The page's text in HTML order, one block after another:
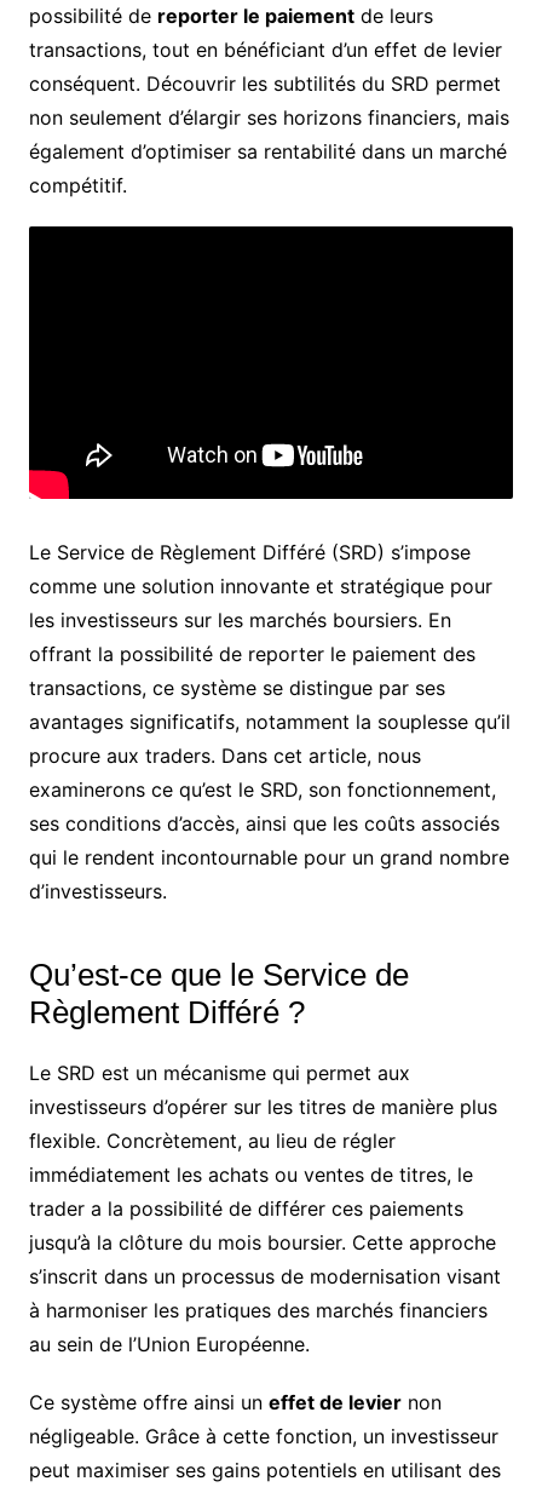
possibilité de reporter le paiementde leurs
transactions, tout en bénéficiant d’un effet de levier
conséquent. Découvrir les subtilités du SRD permet
non seulement d’élargir ses horizons financiers, mais
également d’optimiser sa rentabilité dans un marché
compétitif.
Le Service de Règlement Différé (SRD) s’impose
comme une solution innovante et stratégique pour
les investisseurs sur les marchés boursiers. En
offrant la possibilité de reporter le paiement des
transactions, ce système se distingue par ses
avantages significatifs, notamment la souplesse qu’il
procure aux traders. Dans cet article, nous
examinerons ce qu’est le SRD, son fonctionnement,
ses conditions d’accès, ainsi que les coûts associés
qui le rendent incontournable pour un grand nombre
d’investisseurs.
Qu’est-ce que le Service de
Règlement Différé ?
Le SRD est un mécanisme qui permet aux
investisseurs d’opérer sur les titres de manière plus
flexible. Concrètement, au lieu de régler
immédiatement les achats ou ventes de titres, le
trader a la possibilité de différer ces paiements
jusqu’à la clôture du mois boursier. Cette approche
s’inscrit dans un processus de modernisation visant
à harmoniser les pratiques des marchés financiers
au sein de l’Union Européenne.
Ce système offre ainsi un effet de leviernon
négligeable. Grâce à cette fonction, un investisseur
peut maximiser ses gains potentiels en utilisant des